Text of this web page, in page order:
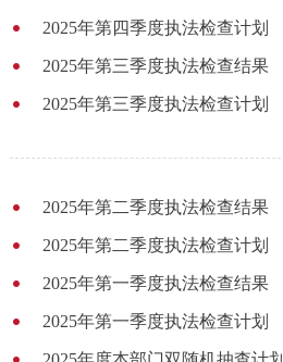
2025年第四季度执法检查计划
2025年第三季度执法检查结果
2025年第三季度执法检查计划
2025年第二季度执法检查结果
2025年第二季度执法检查计划
2025年第一季度执法检查结果
2025年第一季度执法检查计划